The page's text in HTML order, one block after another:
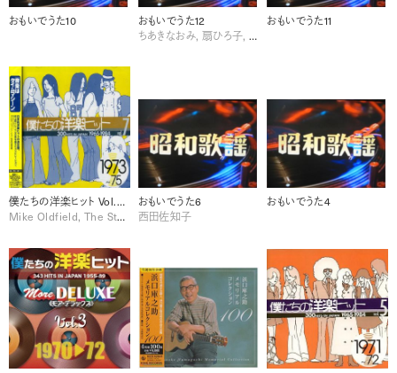
おもいでうた10
おもいでうた12
ちあきなおみ, 扇ひろ子, 森繁久彌
おもいでうた11
僕たちの洋楽ヒット Vol.7 (1973-75)
Mike Oldfield, The Stylistics
おもいでうた6
西田佐知子
おもいでうた4